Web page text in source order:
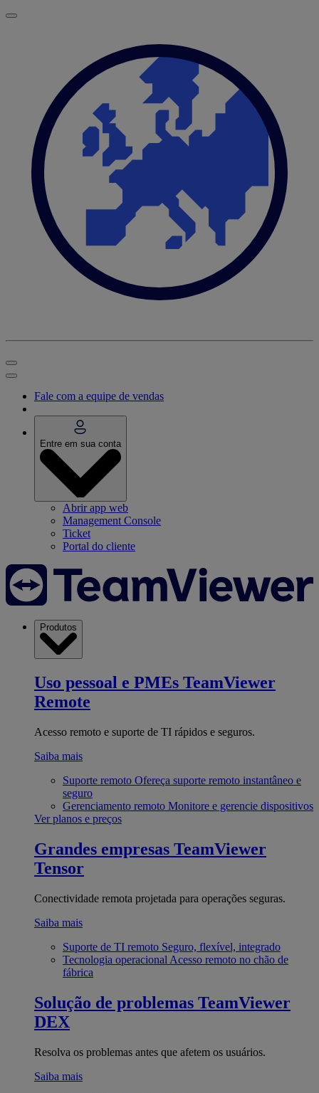
Fale com a equipe de vendas
Entre em sua conta
Abrir app web
Management Console
Ticket
Portal do cliente
Produtos
Uso pessoal e PMEs TeamViewer
Remote
Acesso remoto e suporte de TI rápidos e seguros.
Saiba mais
Suporte remoto Ofereça suporte remoto instantâneo e
seguro
Gerenciamento remoto Monitore e gerencie dispositivos
Ver planos e preços
Grandes empresas TeamViewer
Tensor
Conectividade remota projetada para operações seguras.
Saiba mais
Suporte de TI remoto Seguro, flexível, integrado
Tecnologia operacional Acesso remoto no chão de
fábrica
Solução de problemas TeamViewer
DEX
Resolva os problemas antes que afetem os usuários.
Saiba mais